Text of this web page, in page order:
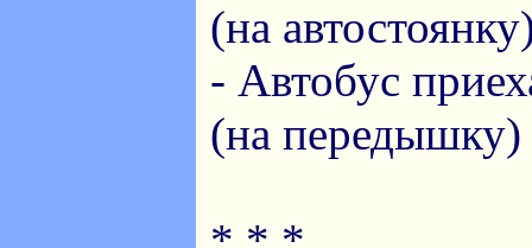
(на
- Автобус
(на передышку)